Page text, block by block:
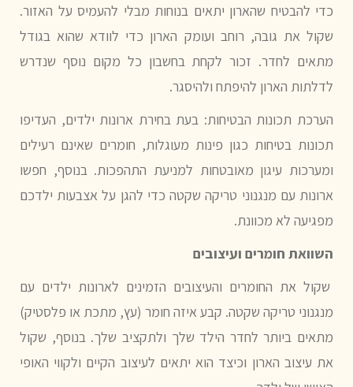
כדי להבטיח שהארון יתאים בנוחות מבלי להעמיס על האזור.
שקול את גובה, רוחב ועומק הארון כדי לוודא שהוא בגודל
מתאים לחדר. זכור לקחת בחשבון כל מקום נוסף שנדרש
לדלתות הארון להיפתח ולהיסגר.
הערכת תכונות הבטיחות: בעת בחירת ארונות ילדים, העדיפו
תכונות בטיחות כגון פינות מעוגלות, חומרים שאינם רעילים
ומערכות עיגון מאובטחות למניעת התהפכות. בנוסף, חפשו
ארונות עם מנגנוני טריקה שקטה כדי להגן על אצבעות ילדכם
מפגיעה לא מכוונת.
השוואת חומרים ועיצובים
שקול את החומרים והעיצובים הזמינים לארונות ילדים עם
מנגנוני טריקה שקטה. קבע איזה חומר (עץ, מתכת או פלסטיק)
מתאים ביותר לחדר הילד שלך ולתקציב שלך. בנוסף, שקול
את עיצוב הארון וכיצד הוא יתאים לעיצוב הקיים ולקווי האופי